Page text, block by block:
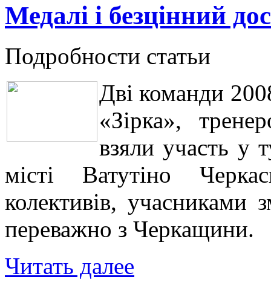
Медалі і безцінний
Подробности статьи
Дві команди
«Зірка»,
взяли участь у
місті Ватутіно
колективів, учасниками
переважно з Черкащини.
Читать далее